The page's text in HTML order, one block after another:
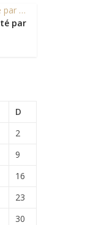
par
D
2
9
16
23
30